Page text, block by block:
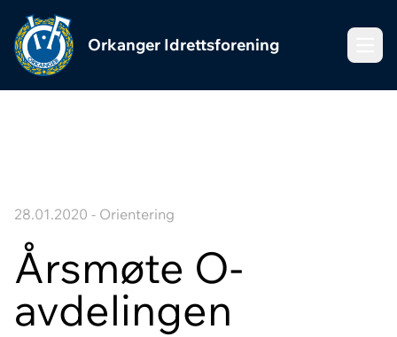
Orkanger Idrettsforening
28.01.2020 - Orientering
Årsmøte O-
avdelingen